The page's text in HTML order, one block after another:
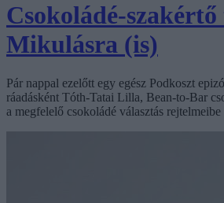
Csokoládé-szakértő
Mikulásra (is)
Pár nappal ezelőtt egy egész Podkoszt
ráadásként Tóth-Tatai Lilla, Bean-to-Bar
a megfelelő csokoládé választás rejtelmeibe